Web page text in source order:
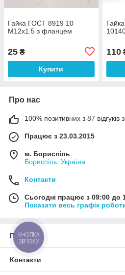
Гайка ГОСТ 8919 10
М12х1.5 з фланцем
25 ₴
Купити
110
Про нас
100% позитивних з 87 відгуків
Працює з 23.03.2015
м. Бориспіль
Бориспіль, Україна
Контакти
Сьогодні працює з 09:00 до
Показати весь графік
Про нас
Контакти
КНОПКА
ЗВ'ЯЗКУ